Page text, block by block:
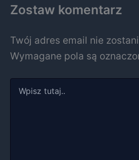
Zostaw komentarz
Twój adres email nie
Wymagane pola są
tutaj..